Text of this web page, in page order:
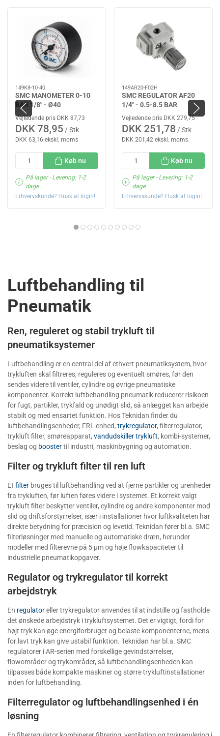
149K8-10-40
SMC MANOMETER 0-10
BAR 1/8" - Ø40
Vejledende pris DKK 87,73
DKK 78,95 / Stk
DKK 63,16 ekskl. moms
Køb nu
På lager- Levering: 1-2
dage
Erhvervskunde? Husk at login!
149AR20-F02H
SMC REGULATOR AF20
1/4" - 0.5-8.5 BAR
Vejledende pris DKK 279,75
DKK 251,78 / Stk
DKK 201,42 ekskl. moms
Køb nu
På lager- Levering: 1-2
dage
Erhvervskunde? Husk at login!
Luftbehandling til
Pneumatik
Ren, reguleret og stabil trykluft til
pneumatiksystemer
Luftbehandling er en central del af ethvert pneumatiksystem, hvor
trykluften skal filtreres, reguleres og eventuelt smøres, før den
sendes videre til ventiler, cylindre og øvrige pneumatiske
komponenter. Korrekt luftbehandling pneumatik reducerer risikoen
for fugt, partikler, trykfald og unødigt slid, så anlægget kan arbejde
stabilt og med ensartet funktion. Hos Teknidan finder du
luftbehandlingsenheder, FRL enhed, trykregulator, filterregulator,
trykluft filter, smøreapparat, vandudskiller trykluft, kombi-systemer,
beslag og boostertil industri, maskinbygning og automation.
Filter og trykluft filter til ren luft
Et filter bruges til luftbehandling ved at fjerne partikler og urenheder
fra trykluften, før luften føres videre i systemet. Et korrekt valgt
trykluft filter beskytter ventiler, cylindre og andre komponenter mod
slid og driftsforstyrrelser, især i installationer hvor luftkvaliteten har
direkte betydning for præcision og levetid. Teknidan fører bl.a. SMC
filterløsninger med manuelle og automatiske dræn, herunder
modeller med filterevne på 5 µm og høje flowkapaciteter til
industrielle pneumatikopgaver.
Regulator og trykregulator til korrekt
arbejdstryk
En regulatoreller trykregulator anvendes til at indstille og fastholde
det ønskede arbejdstryk i trykluftsystemet. Det er vigtigt, fordi for
højt tryk kan øge energiforbruget og belaste komponenterne, mens
for lavt tryk kan give ustabil funktion. Teknidan har bl.a. SMC
regulatorer i AR-serien med forskellige gevindstørrelser,
flowområder og trykområder, så luftbehandlingsenheden kan
tilpasses både kompakte maskiner og større trykluftinstallationer
inden for luftbehandling.
Filterregulator og luftbehandlingsenhed i én
løsning